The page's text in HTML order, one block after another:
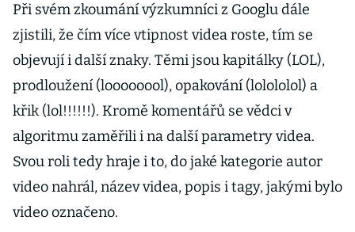
Při svém zkoumání výzkumníci z Googlu dále
zjistili, že čím více vtipnost videa roste, tím se
objevují i další znaky. Těmi jsou kapitálky (LOL),
prodloužení (loooooool), opakování (lolololol) a
křik (lol!!!!!!). Kromě komentářů se vědci v
algoritmu zaměřili i na další parametry videa.
Svou roli tedy hraje i to, do jaké kategorie autor
video nahrál, název videa, popis i tagy, jakými bylo
video označeno.